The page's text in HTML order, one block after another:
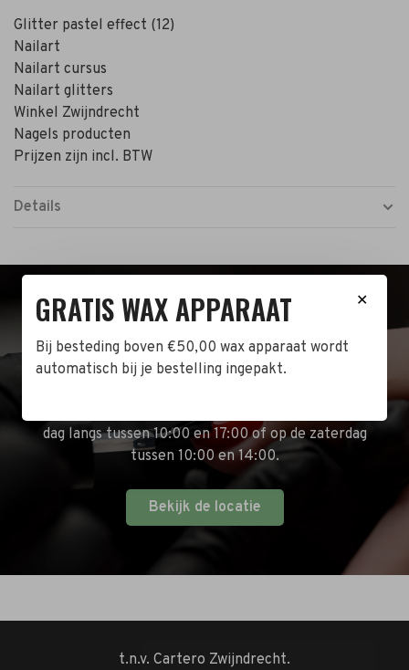
Glitter pastel effect (12)
Nailart
Nailart cursus
Nailart glitters
Winkel Zwijndrecht
Nagels producten
Prijzen zijn incl. BTW
Details
BEZOEK DE WINKEL!
Naast de online shop hebben wij ook een fysieke
dag langs tussen 10:00 en 17:00 of op de zaterdag
tussen 10:00 en 14:00.
Bekijk de locatie
t.n.v. Cartero Zwijndrecht.
✕
GRATIS WAX APPARAAT
Bij besteding boven €50,00 wax apparaat wordt
automatisch bij je bestelling ingepakt.